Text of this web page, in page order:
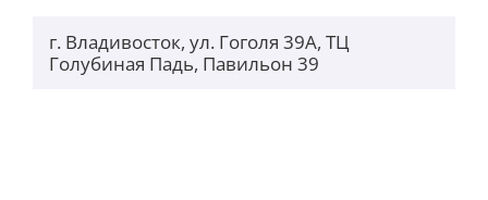
г. Владивосток, ул. Гоголя 39А, ТЦ
Голубиная Падь, Павильон 39